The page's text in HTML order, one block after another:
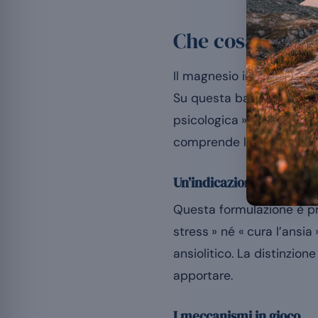
Che cosa dice
Il magnesio interviene
Su questa base, l’EFSA
psicologica »[1]. È il
comprende l’equilibrio
Un’indicazione di
Questa formulazione è
stress » né « cura
ansiolitico. La
apportare.